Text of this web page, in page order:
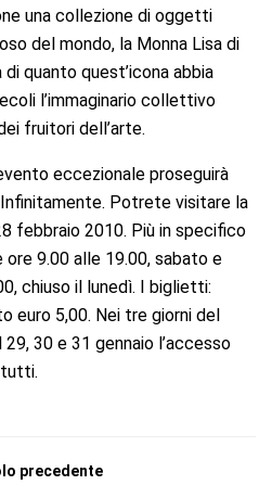
una collezione di oggetti
del mondo, la Monna Lisa di
quanto quest’icona abbia
l’immaginario collettivo
fruitori dell’arte.
eccezionale proseguirà
Potrete visitare la
febbraio 2010. Più in specifico
9.00 alle 19.00, sabato e
chiuso il lunedì. I biglietti:
euro 5,00. Nei tre giorni del
30 e 31 gennaio l’accesso
precedente